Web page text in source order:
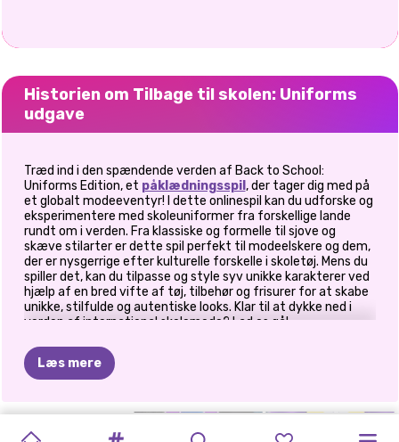
Historien om Tilbage til skolen: Uniforms
udgave
Træd ind i den spændende verden af Back to School:
Uniforms Edition, et påklædningsspil , der tager dig med på
et globalt modeeventyr! I dette onlinespil kan du udforske og
eksperimentere med skoleuniformer fra forskellige lande
rundt om i verden. Fra klassiske og formelle til sjove og
skæve stilarter er dette spil perfekt til modeelskere og dem,
der er nysgerrige efter kulturelle forskelle i skoletøj. Mens du
spiller det, kan du tilpasse og style syv unikke karakterer ved
hjælp af en bred vifte af tøj, tilbehør og frisurer for at skabe
unikke, stilfulde og autentiske looks. Klar til at dykke ned i
verden af international skolemode? Lad os gå!
Hvordan spiller jeg Back To School: Uniforms
Edition?
repræsentererskoleuniformer fra et specifikt land eller
tema
. Der er dog et twist! I stedet for at vælge enheden,
Læs mere
HIGHSCHOOL
ELLIE VILLAINS
HIGH PRINSESSER SKURKESKOLEN